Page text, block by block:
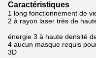
Caractéristiques
1 long fonctionnement de
2 à rayon laser très de
énergie 3 à haute densité
4 aucun masque requis
3D